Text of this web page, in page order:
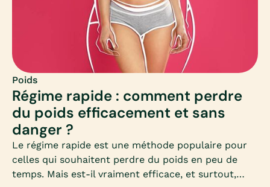
Poids
Régime rapide : comment perdre
du poids efficacement et sans
danger ?
Le régime rapide est une méthode populaire pour
celles qui souhaitent perdre du poids en peu de
temps. Mais est-il vraiment efficace, et surtout,